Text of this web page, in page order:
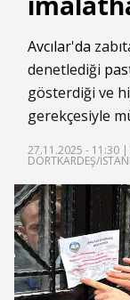
Avcılar'da
denetlediği
gösterdiği ve
gerekçesiyle
27.11.2025 - 11:30 |
DÖRTKARDEŞ/